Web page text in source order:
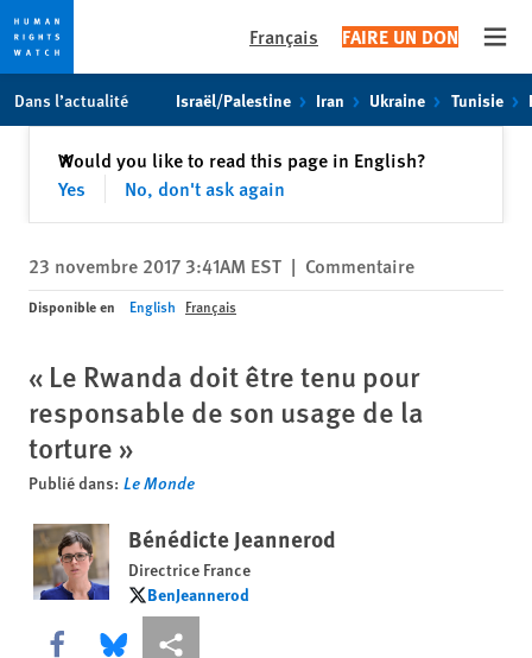
toto
content
Français FAIRE UN DON
Dans l’actualité Israël/Palestine Iran Ukraine Tunisie
Would you like to read this page in English?
Yes
No, don't ask again
✕Fermer
23 novembre 2017 3:41AM EST | Commentaire
Disponible en English Français
« Le Rwanda doit être tenu pour
responsable de son usage de la
torture »
Publié dans: Le Monde
Bénédicte Jeannerod
Directrice France
BenJeannerod
BenJeannerod
Share this via Facebook
Share this via Bluesky
Share this via Partagez